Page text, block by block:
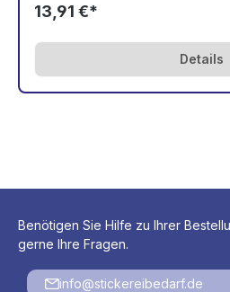
13,91 €*
Details
Benötigen Sie Hilfe zu Ihrer
gerne Ihre Fragen.
info@stickereibedarf.de